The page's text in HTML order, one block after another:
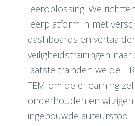
leeroplossing. We
leerplatform in met
dashboards en
veiligheidstrainingen naar
laatste trainden we de
TEM om de e-learning
onderhouden en
ingebouwde auteurstool.